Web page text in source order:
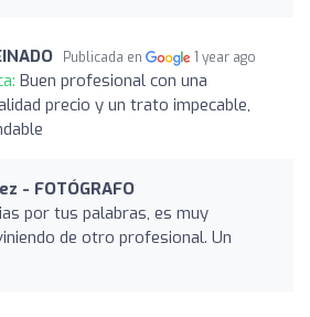
Publicada en 1 year ago
Buen profesional con una
precio y un trato impecable,
- FOTÓGRAFO
por tus palabras, es muy
de otro profesional. Un